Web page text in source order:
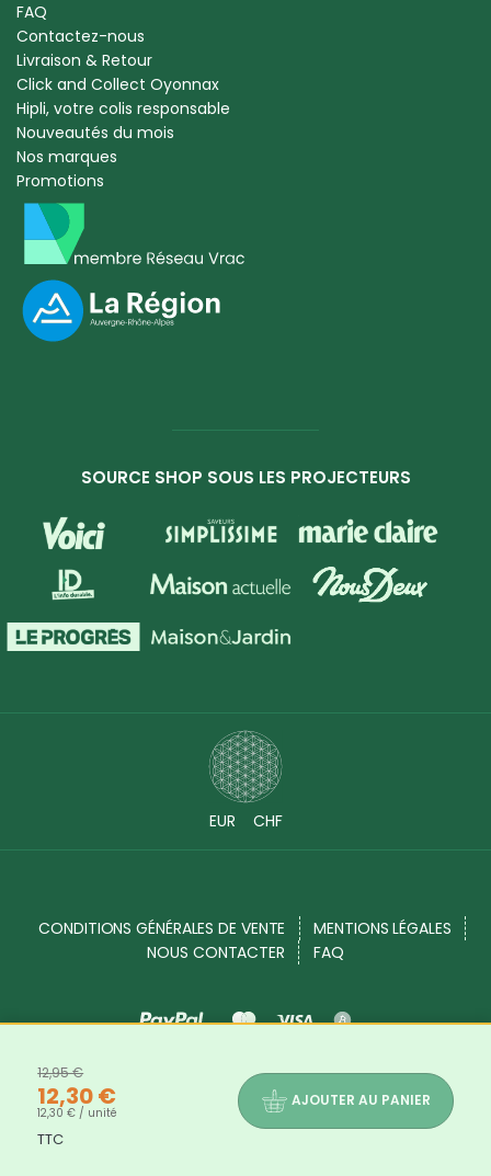
FAQ
Contactez-nous
Livraison & Retour
Click and Collect Oyonnax
Hipli, votre colis responsable
Nouveautés du mois
Nos marques
Promotions
SOURCE SHOP SOUS LES PROJECTEURS
EUR CHF
CONDITIONS GÉNÉRALES DE VENTE
MENTIONS LÉGALES
NOUS CONTACTER
FAQ
Source Shop © 2017 - 2026. Tous droits réservés
Les bienfaits et propriétés des produits indiqués dans chaque description de produits ne sont là qu'à titre informatif. Les
12,95 €
12,30 €
12,30 € / unité
TTC
AJOUTER AU PANIER